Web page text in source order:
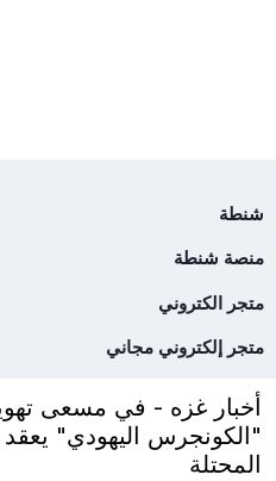
شنطة
منصة شنطة
متجر الكتروني
متجر إلكتروني مجاني
أخبار غزه - في مسعى
"الكونجرس اليهودي"
المحتلة